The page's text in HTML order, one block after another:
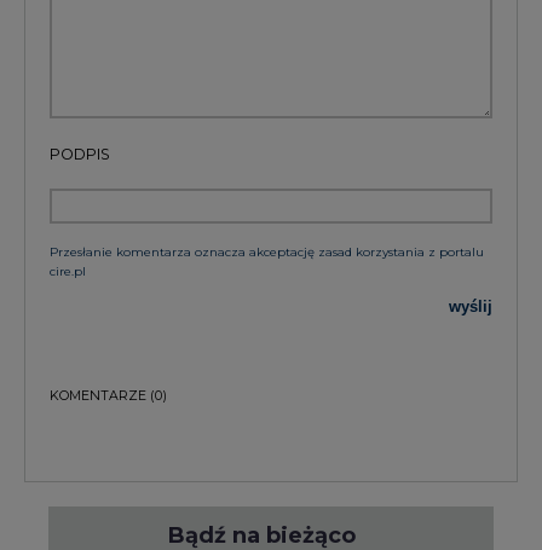
PODPIS
Przesłanie komentarza oznacza akceptację zasad korzystania z portalu
cire.pl
wyślij
KOMENTARZE (0)
Bądź na bieżąco